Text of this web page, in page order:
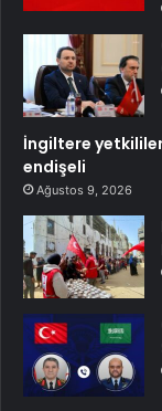
İngiltere
endişeli
Ağustos 9, 2026